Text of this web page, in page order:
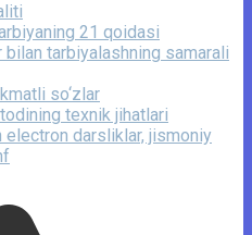
21 qoidasi
bilan tarbiyalashning samarali
so‘zlar
texnik jihatlari
darsliklar, jismoniy